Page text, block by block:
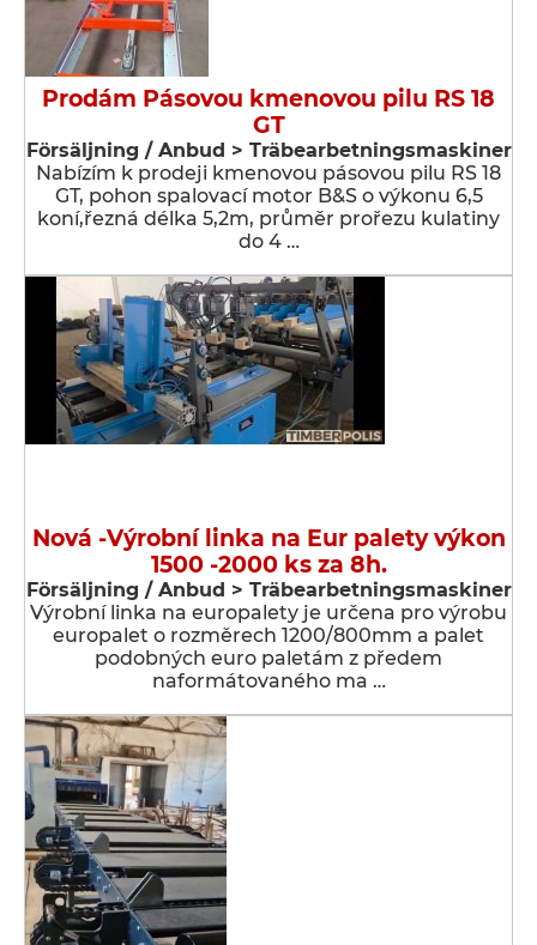
Prodám Pásovou kmenovou pilu RS 18
GT
Försäljning / Anbud > Träbearbetningsmaskiner
Nabízím k prodeji kmenovou pásovou pilu RS 18
GT, pohon spalovací motor B&S o výkonu 6,5
koní,řezná délka 5,2m, průměr prořezu kulatiny
do 4 …
Nová -Výrobní linka na Eur palety výkon
1500 -2000 ks za 8h.
Försäljning / Anbud > Träbearbetningsmaskiner
Výrobní linka na europalety je určena pro výrobu
europalet o rozměrech 1200/800mm a palet
podobných euro paletám z předem
naformátovaného ma …